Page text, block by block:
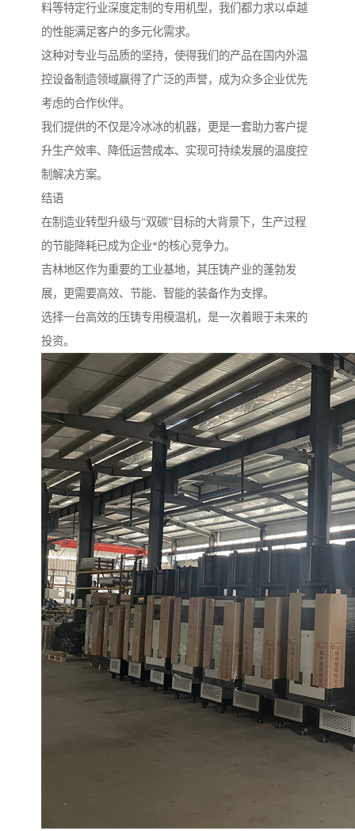
料等特定行业深度定制的专用机型，我们都力求以卓越
的性能满足客户的多元化需求。
这种对专业与品质的坚持，使得我们的产品在国内外温
控设备制造领域赢得了广泛的声誉，成为众多企业优先
考虑的合作伙伴。
我们提供的不仅是冷冰冰的机器，更是一套助力客户提
升生产效率、降低运营成本、实现可持续发展的温度控
制解决方案。
结语
在制造业转型升级与“双碳”目标的大背景下，生产过程
的节能降耗已成为企业*的核心竞争力。
吉林地区作为重要的工业基地，其压铸产业的蓬勃发
展，更需要高效、节能、智能的装备作为支撑。
选择一台高效的压铸专用模温机，是一次着眼于未来的
投资。